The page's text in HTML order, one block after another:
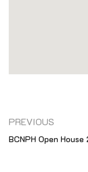
PREVIOUS
BCNPH Open